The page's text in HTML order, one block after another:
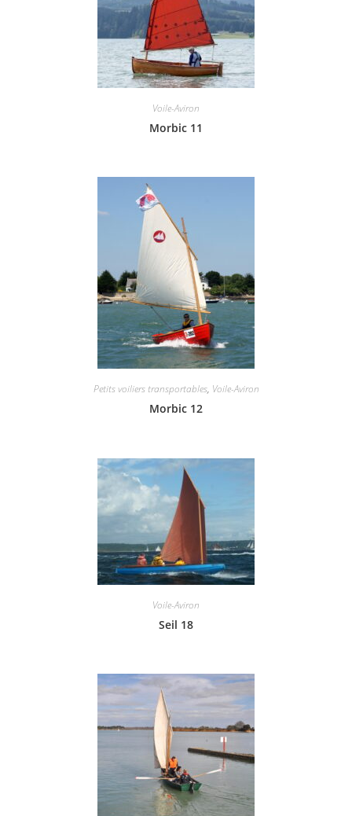
Voile-Aviron
Morbic 11
Petits voiliers transportables, Voile-Aviron
Morbic 12
Voile-Aviron
Seil 18